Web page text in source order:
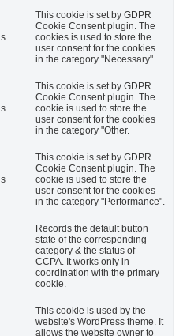
This cookie is set by GDPR
Cookie Consent plugin. The
cookies is used to store the
user consent for the cookies
in the category "Necessary".
This cookie is set by GDPR
Cookie Consent plugin. The
cookie is used to store the
user consent for the cookies
in the category "Other.
This cookie is set by GDPR
Cookie Consent plugin. The
cookie is used to store the
user consent for the cookies
in the category "Performance".
Records the default button
state of the corresponding
category & the status of
CCPA. It works only in
coordination with the primary
cookie.
This cookie is used by the
website's WordPress theme. It
allows the website owner to